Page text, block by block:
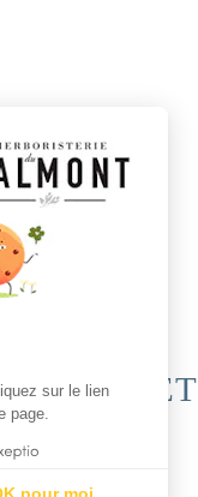
sur le lien
page.